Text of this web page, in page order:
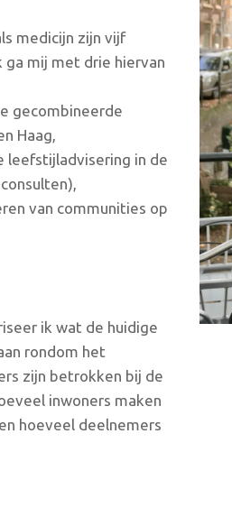
medicijn zijn vijf
ga mij met drie hiervan
gecombineerde
Haag,
in de
van communities op
ik wat de huidige
rondom het
zijn betrokken bij de
inwoners maken
hoeveel deelnemers